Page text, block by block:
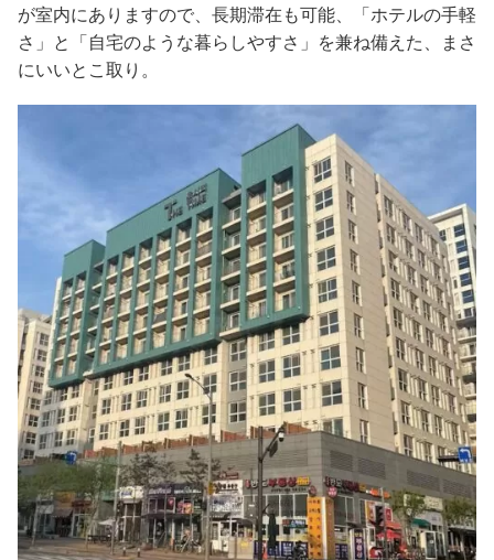
が室内にありますので、長期滞在も可能、「ホテルの手軽
さ」と「自宅のような暮らしやすさ」を兼ね備えた、まさ
にいいとこ取り。